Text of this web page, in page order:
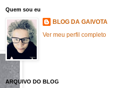
Quem sou eu
BLOG DA GAIVOTA
Ver meu perfil completo
ARQUIVO DO BLOG